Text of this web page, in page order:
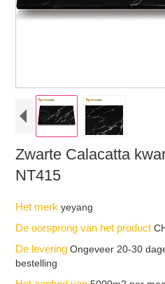
Zwarte Calacatta
NT415
Het merkyeyang
De oorsprong van het product
De leveringOngeveer 20-30
bestelling